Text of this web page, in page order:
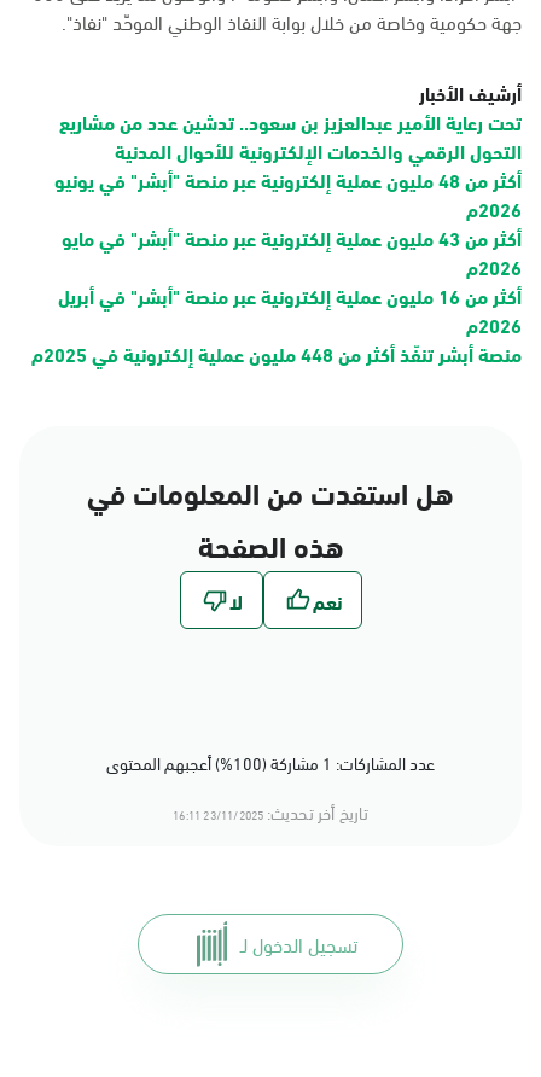
جهة حكومية وخاصة من خلال بوابة النفاذ الوطني الموحّد "نفاذ".
أرشيف الأخبار
تحت رعاية الأمير عبدالعزيز بن سعود.. تدشين عدد من مشاريع
التحول الرقمي والخدمات الإلكترونية للأحوال المدنية
أكثر من 48 مليون عملية إلكترونية عبر منصة "أبشر" في يونيو
2026م
أكثر من 43 مليون عملية إلكترونية عبر منصة "أبشر" في مايو
2026م
أكثر من 16 مليون عملية إلكترونية عبر منصة "أبشر" في أبريل
2026م
منصة أبشر تنفّذ أكثر من 448 مليون عملية إلكترونية في 2025م
هل استفدت من المعلومات في
هذه الصفحة
عدد المشاركات: 1 مشاركة (100%) أعجبهم المحتوى
تاريخ أخر تحديث: 23/11/2025 16:11
تسجيل الدخول لـ